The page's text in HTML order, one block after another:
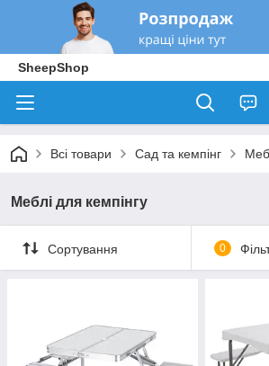
SheepShop
Всі товари Сад та кемпінг
Меблі для кемпінгу
Сортування 0